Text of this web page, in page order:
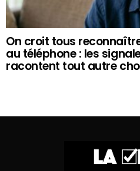
On croit tous
au téléphone : les
racontent tout autre